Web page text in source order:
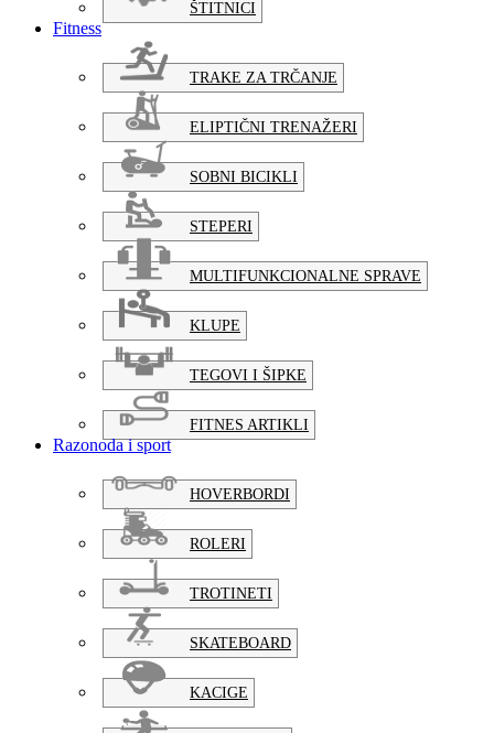
ŠTITNICI
Fitness
TRAKE ZA TRČANJE
ELIPTIČNI TRENAŽERI
SOBNI BICIKLI
STEPERI
MULTIFUNKCIONALNE SPRAVE
KLUPE
TEGOVI I ŠIPKE
FITNES ARTIKLI
Razonoda i sport
HOVERBORDI
ROLERI
TROTINETI
SKATEBOARD
KACIGE